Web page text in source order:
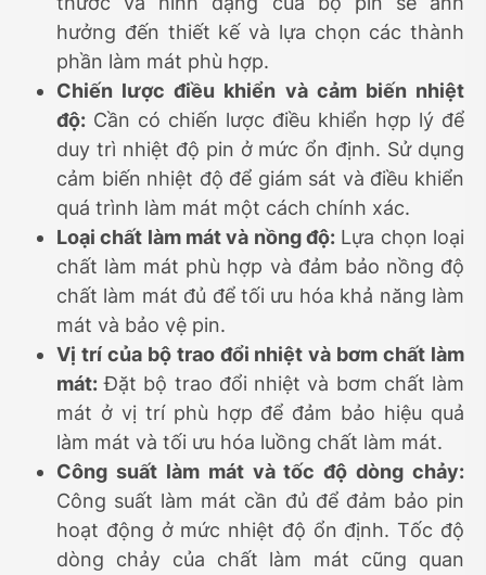
hưởng đến thiết kế và lựa chọn các thành
phần làm mát phù hợp.
Chiến lược điều khiển và cảm biến nhiệt
độ: Cần có chiến lược điều khiển hợp lý để
duy trì nhiệt độ pin ở mức ổn định. Sử dụng
cảm biến nhiệt độ để giám sát và điều khiển
quá trình làm mát một cách chính xác.
Loại chất làm mát và nồng độ: Lựa chọn loại
chất làm mát phù hợp và đảm bảo nồng độ
chất làm mát đủ để tối ưu hóa khả năng làm
mát và bảo vệ pin.
Vị trí của bộ trao đổi nhiệt và bơm chất làm
mát: Đặt bộ trao đổi nhiệt và bơm chất làm
mát ở vị trí phù hợp để đảm bảo hiệu quả
làm mát và tối ưu hóa luồng chất làm mát.
Công suất làm mát và tốc độ dòng chảy:
Công suất làm mát cần đủ để đảm bảo pin
hoạt động ở mức nhiệt độ ổn định. Tốc độ
dòng chảy của chất làm mát cũng quan